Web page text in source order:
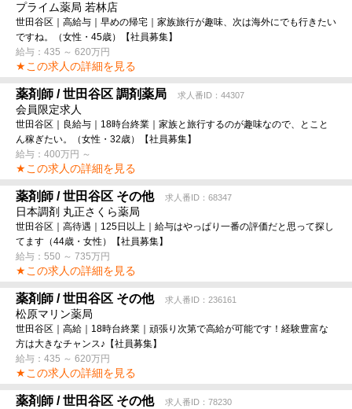
プライム薬局 若林店
世田谷区｜高給与｜早めの帰宅｜家族旅行が趣味、次は海外にでも行きたい
ですね。（女性・45歳）【社員募集】
給与：435 ～ 620万円
★この求人の詳細を見る
薬剤師 / 世田谷区 調剤薬局 求人番ID：44307
会員限定求人
世田谷区｜良給与｜18時台終業｜家族と旅行するのが趣味なので、とこと
ん稼ぎたい。（女性・32歳）【社員募集】
給与：400万円 ～
★この求人の詳細を見る
薬剤師 / 世田谷区 その他 求人番ID：68347
日本調剤 丸正さくら薬局
世田谷区｜高待遇｜125日以上｜給与はやっぱり一番の評価だと思って探し
てます（44歳・女性）【社員募集】
給与：550 ～ 735万円
★この求人の詳細を見る
薬剤師 / 世田谷区 その他 求人番ID：236161
松原マリン薬局
世田谷区｜高給｜18時台終業｜頑張り次第で高給が可能です！経験豊富な
方は大きなチャンス♪【社員募集】
給与：435 ～ 620万円
★この求人の詳細を見る
薬剤師 / 世田谷区 その他 求人番ID：78230